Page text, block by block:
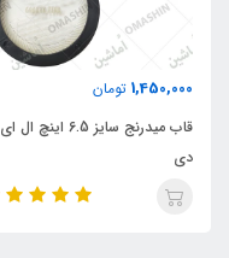
1,450,000 تومان
قاب میدرنج سایز 6.5 اینچ ال ای
دی